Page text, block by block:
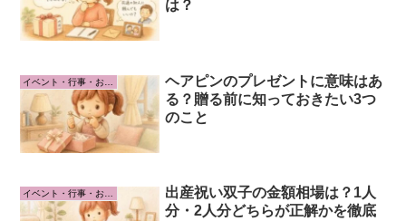
は？
ヘアピンのプレゼントに意味はあ
る？贈る前に知っておきたい3つ
のこと
イベント・行事・お祝い事
出産祝い双子の金額相場は？1人
分・2人分どちらが正解かを徹底